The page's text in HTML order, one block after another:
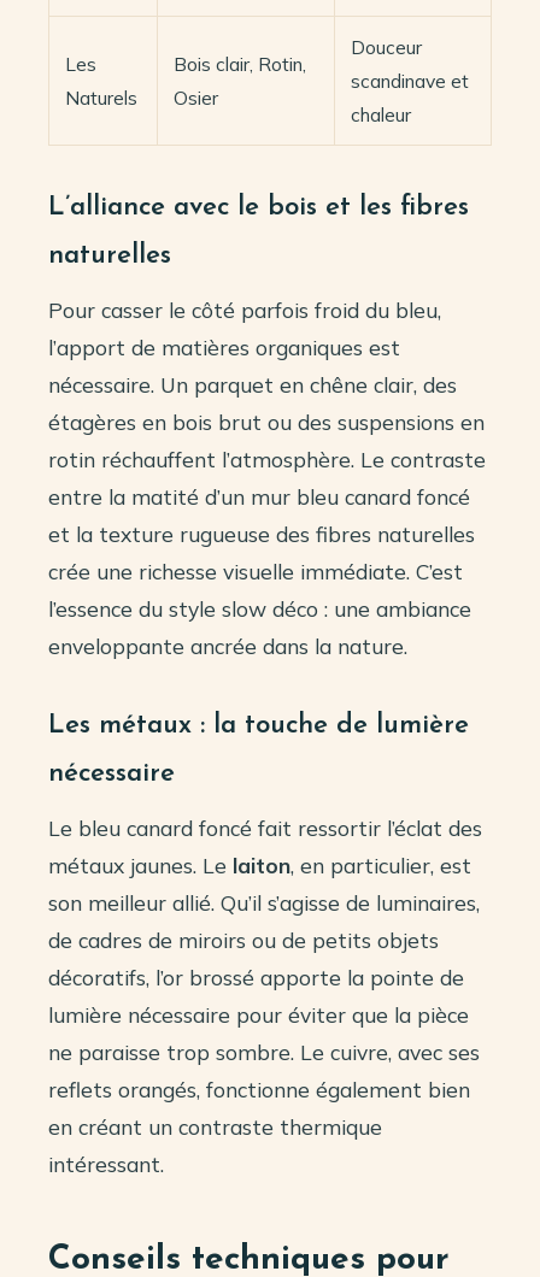
Les
Naturels
Bois clair, Rotin,
Osier
Douceur
scandinave et
chaleur
L’alliance avec le bois et les fibres
naturelles
Pour casser le côté parfois froid du bleu,
l’apport de matières organiques est
nécessaire. Un parquet en chêne clair, des
étagères en bois brut ou des suspensions en
rotin réchauffent l’atmosphère. Le contraste
entre la matité d’un mur bleu canard foncé
et la texture rugueuse des fibres naturelles
crée une richesse visuelle immédiate. C’est
l’essence du style slow déco : une ambiance
enveloppante ancrée dans la nature.
Les métaux : la touche de lumière
nécessaire
Le bleu canard foncé fait ressortir l’éclat des
métaux jaunes. Le laiton, en particulier, est
son meilleur allié. Qu’il s’agisse de luminaires,
de cadres de miroirs ou de petits objets
décoratifs, l’or brossé apporte la pointe de
lumière nécessaire pour éviter que la pièce
ne paraisse trop sombre. Le cuivre, avec ses
reflets orangés, fonctionne également bien
en créant un contraste thermique
intéressant.
Conseils techniques pour